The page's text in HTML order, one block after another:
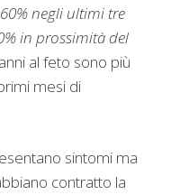
negli ultimi tre
in prossimità del
al feto sono più
mesi di
sintomi ma
contratto la